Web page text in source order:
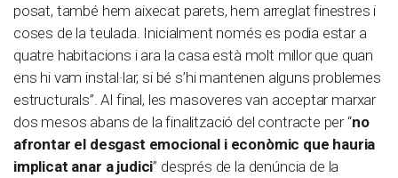
posat, també hem aixecat parets, hem arreglat finestres i
coses de la teulada. Inicialment només es podia estar a
quatre habitacions i ara la casa està molt millor que quan
ens hi vam instal·lar, si bé s’hi mantenen alguns problemes
estructurals”. Al final, les masoveres van acceptar marxar
dos mesos abans de la finalització del contracte per “no
afrontar el desgast emocional i econòmic que hauria
implicat anar a judici” després de la denúncia de la